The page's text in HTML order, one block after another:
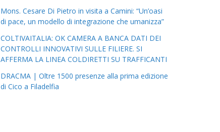
Mons. Cesare Di Pietro in visita a Camini: “Un’oasi
di pace, un modello di integrazione che umanizza”
COLTIVAITALIA: OK CAMERA A BANCA DATI DEI
CONTROLLI INNOVATIVI SULLE FILIERE. SI
AFFERMA LA LINEA COLDIRETTI SU TRAFFICANTI
DRACMA | Oltre 1500 presenze alla prima edizione
di Cico a Filadelfia